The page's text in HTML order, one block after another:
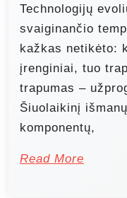
Technologijų
svaiginančio
kažkas netikėto:
įrenginiai, tuo
trapumas –
Šiuolaikinį
komponentų,
Read More